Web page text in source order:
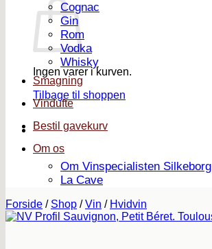
Ingen varer i kurven.
Tilbage til shoppen
Cognac
Gin
Rom
Vodka
Whisky
Smagning
Vindufte
Bestil gavekurv
Om os
Om Vinspecialisten Silkeborg
La Cave
Forside / Shop / Vin / Hvidvin